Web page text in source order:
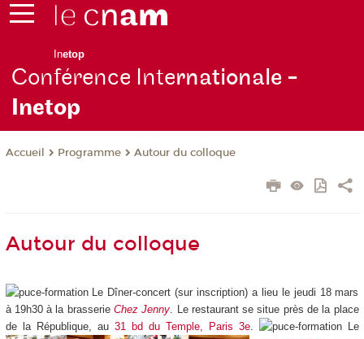
Inetop
Conférence Internationale -
Inetop
Accueil Programme Autour du colloque
Autour du colloque
Le Dîner-concert (sur inscription) a lieu le jeudi 18 mars
à 19h30 à la brasserie Chez Jenny. Le restaurant se situe près de la place
de la République, au 31 bd du Temple, Paris 3e.
Le